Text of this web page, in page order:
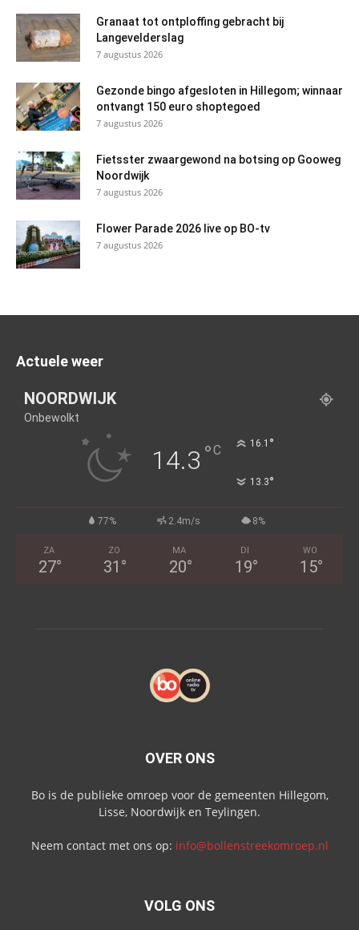
Granaat tot ontploffing gebracht bij
Langevelderslag
7 augustus 2026
Gezonde bingo afgesloten in Hillegom; winnaar
ontvangt 150 euro shoptegoed
7 augustus 2026
Fietsster zwaargewond na botsing op Gooweg
Noordwijk
7 augustus 2026
Flower Parade 2026 live op BO-tv
7 augustus 2026
Actuele weer
NOORDWIJK
Onbewolkt
14.3 °C 16.1 °
13.3°
77% 2.4m/s 8%
ZA
27°
ZO
31 °
MA
20°
DI
19°
WO
15°
OVER ONS
Bo is de publieke omroep voor de gemeenten Hillegom,
Lisse, Noordwijk en Teylingen.
Neem contact met ons op: info@bollenstreekomroep.nl
VOLG ONS